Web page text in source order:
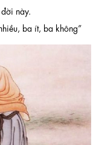
này.
ba ít, ba không”